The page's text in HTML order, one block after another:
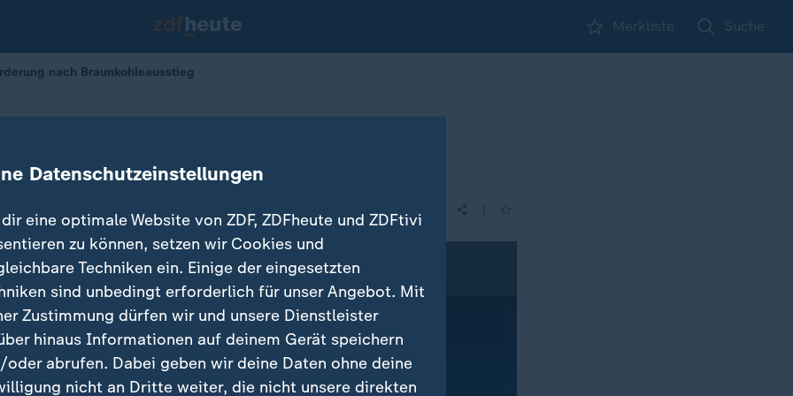
Merkliste Suche
nach Braunkohleausstieg
Braunkohleausstieg
Datenschutzeinstellungen
eine optimale Website von ZDF, ZDFheute und ZDFtivi
zu können, setzen wir Cookies und
Techniken ein. Einige der eingesetzten
sind unbedingt erforderlich für unser Angebot. Mit
Zustimmung dürfen wir und unsere Dienstleister
hinaus Informationen auf deinem Gerät speichern
oder abrufen. Dabei geben wir deine Daten ohne deine
nicht an Dritte weiter, die nicht unsere direkten